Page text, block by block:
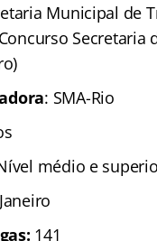
Municipal de
Secretaria
: SMA-Rio
médio e
141